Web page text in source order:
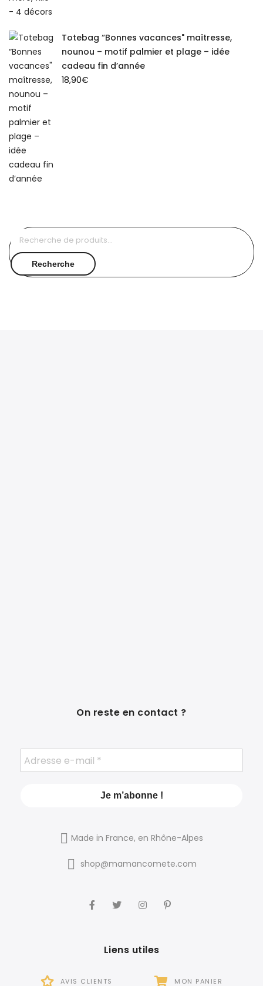
Totebag “Bonnes vacances" maîtresse,
nounou – motif palmier et plage – idée
cadeau fin d’année
18,90€
Recherche
On reste en contact ?
Made in France, en Rhône-Alpes
shop@mamancomete.com
Liens utiles
AVIS CLIENTS MON PANIER